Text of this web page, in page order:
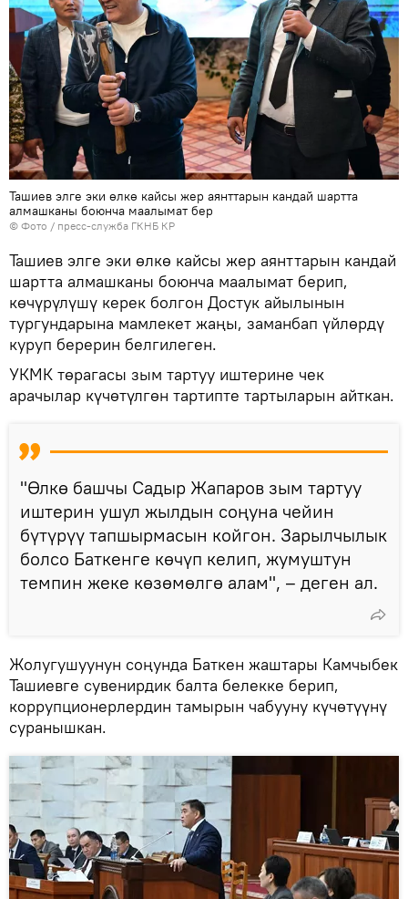
Ташиев элге эки өлкө кайсы жер аянттарын кандай шартта
алмашканы боюнча маалымат бер
© Фото / пресс-служба ГКНБ КР
Ташиев элге эки өлкө кайсы жер аянттарын кандай
шартта алмашканы боюнча маалымат берип,
көчүрүлүшү керек болгон Достук айылынын
тургундарына мамлекет жаңы, заманбап үйлөрдү
куруп берерин белгилеген.
УКМК төрагасы зым тартуу иштерине чек
арачылар күчөтүлгөн тартипте тартыларын айткан.
"Өлкө башчы Садыр Жапаров зым тартуу
иштерин ушул жылдын соңуна чейин
бүтүрүү тапшырмасын койгон. Зарылчылык
болсо Баткенге көчүп келип, жумуштун
темпин жеке көзөмөлгө алам", – деген ал.
Жолугушуунун соңунда Баткен жаштары Камчыбек
Ташиевге сувенирдик балта белекке берип,
коррупционерлердин тамырын чабууну күчөтүүнү
суранышкан.